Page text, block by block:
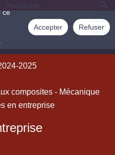
ce
Accepter Refuser
2025
composites - Mécanique
en entreprise